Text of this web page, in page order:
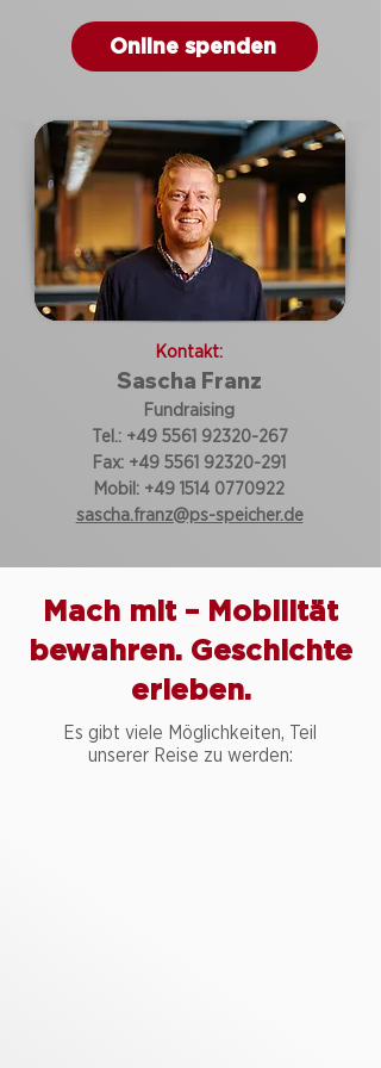
Online spenden
Kontakt:
Sascha Franz
Fundraising
Tel.: +49 5561 92320-267
Fax: +49 5561 92320-291
Mobil: +49 1514 0770922
sascha.franz@ps-speicher.de
Mach mit – Mobilität
bewahren. Geschichte
erleben.
Es gibt viele Möglichkeiten, Teil
unserer Reise zu werden: